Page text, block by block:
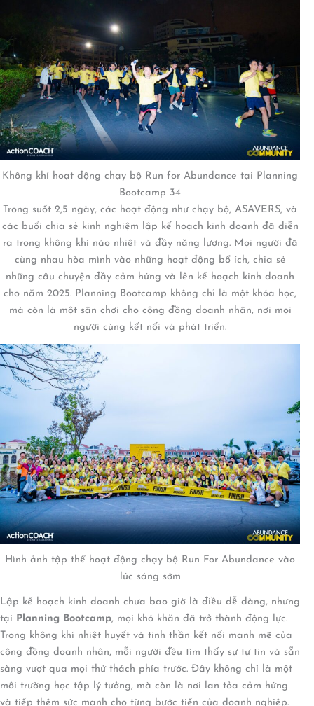
Không khí hoạt động chạy bộ Run for Abundance tại Planning
Bootcamp 34
Trong suốt 2,5 ngày, các hoạt động như chạy bộ, ASAVERS, và
các buổi chia sẻ kinh nghiệm lập kế hoạch kinh doanh đã diễn
ra trong không khí náo nhiệt và đầy năng lượng. Mọi người đã
cùng nhau hòa mình vào những hoạt động bổ ích, chia sẻ
những câu chuyện đầy cảm hứng và lên kế hoạch kinh doanh
cho năm 2025. Planning Bootcamp không chỉ là một khóa học,
mà còn là một sân chơi cho cộng đồng doanh nhân, nơi mọi
người cùng kết nối và phát triển.
Hình ảnh tập thể hoạt động chạy bộ Run For Abundance vào
lúc sáng sớm
Lập kế hoạch kinh doanh chưa bao giờ là điều dễ dàng, nhưng
tại Planning Bootcamp, mọi khó khăn đã trở thành động lực.
Trong không khí nhiệt huyết và tinh thần kết nối mạnh mẽ của
cộng đồng doanh nhân, mỗi người đều tìm thấy sự tự tin và sẵn
sàng vượt qua mọi thử thách phía trước. Đây không chỉ là một
môi trường học tập lý tưởng, mà còn là nơi lan tỏa cảm hứng
và tiếp thêm sức mạnh cho từng bước tiến của doanh nghiệp.